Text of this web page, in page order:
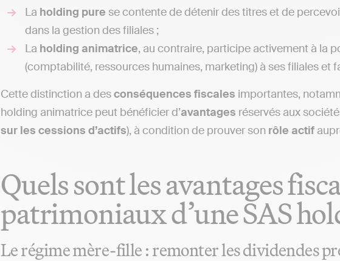
La holding pure se contente de détenir des titres et de
dans la gestion des filiales ;
La holding animatrice, au contraire, participe activement à la
(comptabilité, ressources humaines, marketing) à ses filiales et
Cette distinction a desconséquences fiscales importantes,
holding animatrice peut bénéficier d’avantages réservés aux
sur les cessions d’actifs), à condition de prouver son rôle actif
Quels sont les avantages
patrimoniaux d’une SAS
Le régime mère-fille : remonter les dividendes